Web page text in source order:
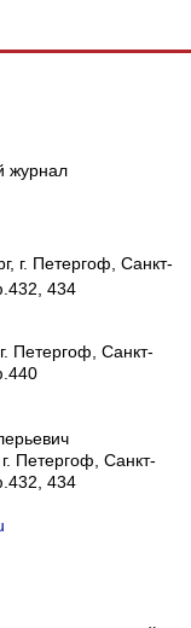
журнал
г. Петергоф, Санкт-
434
Петергоф, Санкт-
Петергоф Санкт-
434